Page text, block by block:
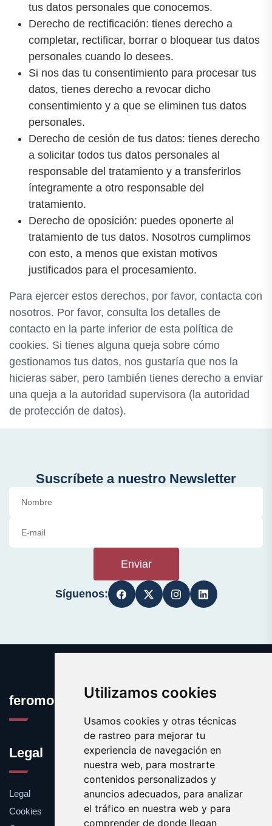
Utilizamos cookies
Usamos cookies y otras técnicas
de rastreo para mejorar tu
experiencia de navegación en
nuestra web, para mostrarte
contenidos personalizados y
anuncios adecuados, para analizar
el tráfico en nuestra web y para
comprender de donde llegan
tus datos personales que conocemos.
Derecho de rectificación: tienes derecho a
completar, rectificar, borrar o bloquear tus datos
personales cuando lo desees.
Si nos das tu consentimiento para procesar tus
datos, tienes derecho a revocar dicho
consentimiento y a que se eliminen tus datos
personales.
Derecho de cesión de tus datos: tienes derecho
a solicitar todos tus datos personales al
responsable del tratamiento y a transferirlos
íntegramente a otro responsable del
tratamiento.
Derecho de oposición: puedes oponerte al
tratamiento de tus datos. Nosotros cumplimos
con esto, a menos que existan motivos
justificados para el procesamiento.
Para ejercer estos derechos, por favor, contacta con
nosotros. Por favor, consulta los detalles de
contacto en la parte inferior de esta política de
cookies. Si tienes alguna queja sobre cómo
gestionamos tus datos, nos gustaría que nos la
hicieras saber, pero también tienes derecho a enviar
una queja a la autoridad supervisora (la autoridad
de protección de datos).
Suscríbete a nuestro Newsletter
Enviar
Síguenos:
feromona.es
Legal
Legal
Cookies